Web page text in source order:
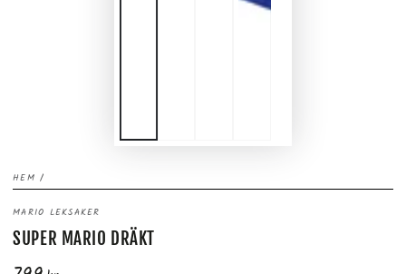
HEM /
MARIO LEKSAKER
SUPER MARIO DRÄKT